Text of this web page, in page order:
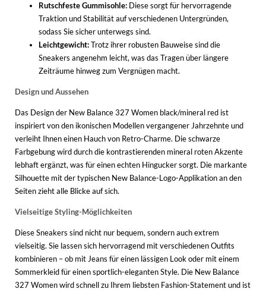
Rutschfeste Gummisohle: Diese sorgt für hervorragende
Traktion und Stabilität auf verschiedenen Untergründen,
sodass Sie sicher unterwegs sind.
Leichtgewicht:Trotz ihrer robusten Bauweise sind die
Sneakers angenehm leicht, was das Tragen über längere
Zeiträume hinweg zum Vergnügen macht.
Design und Aussehen
Das Design der New Balance 327 Women black/mineral red ist
inspiriert von den ikonischen Modellen vergangener Jahrzehnte und
verleiht Ihnen einen Hauch von Retro-Charme. Die schwarze
Farbgebung wird durch die kontrastierenden mineral roten Akzente
lebhaft ergänzt, was für einen echten Hingucker sorgt. Die markante
Silhouette mit der typischen New Balance-Logo-Applikation an den
Seiten zieht alle Blicke auf sich.
Vielseitige Styling-Möglichkeiten
Diese Sneakers sind nicht nur bequem, sondern auch extrem
vielseitig. Sie lassen sich hervorragend mit verschiedenen Outfits
kombinieren – ob mit Jeans für einen lässigen Look oder mit einem
Sommerkleid für einen sportlich-eleganten Style. Die New Balance
327 Women wird schnell zu Ihrem liebsten Fashion-Statement und ist